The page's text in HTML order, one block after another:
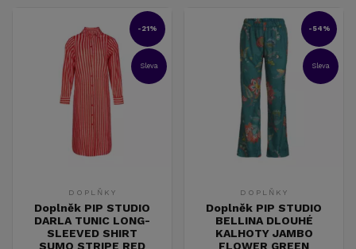
-21%
Sleva
DOPLŇKY
Doplněk PIP STUDIO
DARLA TUNIC LONG-
SLEEVED SHIRT
SUMO STRIPE RED
-54%
Sleva
DOPLŇKY
Doplněk PIP STUDIO
BELLINA DLOUHÉ
KALHOTY JAMBO
FLOWER GREEN